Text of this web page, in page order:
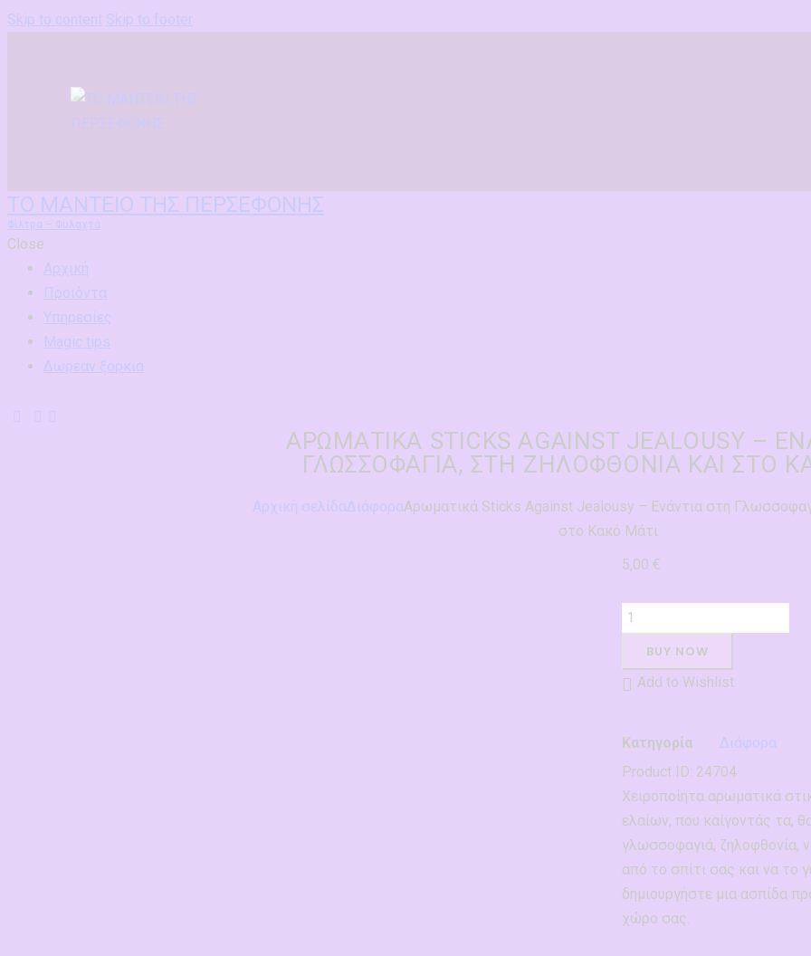
Skip to content Skip to footer
ΤΟ ΜΑΝΤΕΙΟ ΤΗΣ ΠΕΡΣΕΦΟΝΗΣ
Φίλτρα – Φυλαχτά
Close
Αρχική
Προιόντα
Υπηρεσίες
Magic tips
Δωρεαν ξορκια
ΑΡΩΜΑΤΙΚΆ STICKS AGAINST JEALOUSY –
ΓΛΩΣΣΟΦΑΓΙΆ, ΣΤΗ ΖΗΛΟΦΘΟΝΊΑ ΚΑΙ ΣΤΟ
Αρχική σελίδαΔιάφοραΑρωματικά Sticks Against Jealousy – Ενάντια στη
στο Κακό Μάτι
5,00 €
BUY NOW
Add to Wishlist
Κατηγορία
Διάφορα
Product ID: 24704
Χειροποίητα αρωματικά
ελαίων, που καίγοντάς τα,
γλωσσοφαγιά, ζηλοφθονία,
από το σπίτι σας και να το
δημιουργήστε μια ασπίδα
χώρο σας.